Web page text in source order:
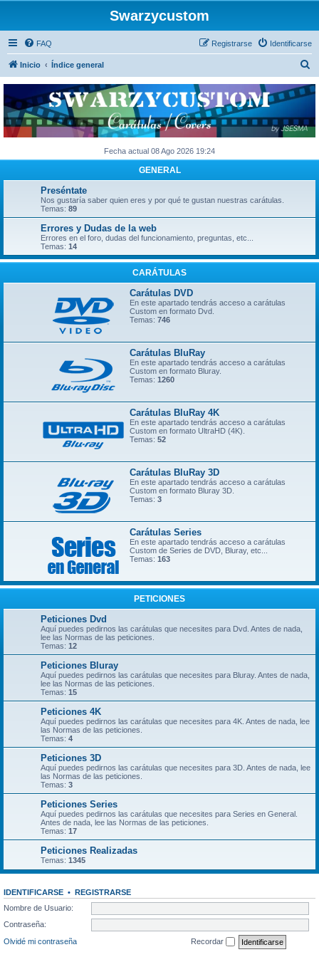
Swarzycustom
FAQ Identificarse
Registrarse
Inicio Índice general
c
Fecha actual 08 Ago 2026 19:24
GENERAL
Preséntate
Nos gustaría saber quien eres y por qué te gustan nuestras carátulas.
Temas: 89
Errores y Dudas de la web
Errores en el foro, dudas del funcionamiento, preguntas, etc...
Temas: 14
CARÁTULAS
Carátulas DVD
En este apartado tendrás acceso a carátulas
Custom en formato Dvd.
Temas: 746
Carátulas BluRay
En este apartado tendrás acceso a carátulas
Custom en formato Bluray.
Temas: 1260
Carátulas BluRay 4K
En este apartado tendrás acceso a carátulas
Custom en formato UltraHD (4K).
Temas: 52
Carátulas BluRay 3D
En este apartado tendrás acceso a carátulas
Custom en formato Bluray 3D.
Temas: 3
Carátulas Series
En este apartado tendrás acceso a carátulas
Custom de Series de DVD, Bluray, etc...
Temas: 163
PETICIONES
Peticiones Dvd
Aquí puedes pedirnos las carátulas que necesites para Dvd. Antes de nada,
lee las Normas de las peticiones.
Temas: 12
Peticiones Bluray
Aquí puedes pedirnos las carátulas que necesites para Bluray. Antes de nada,
lee las Normas de las peticiones.
Temas: 15
Peticiones 4K
Aquí puedes pedirnos las carátulas que necesites para 4K. Antes de nada, lee
las Normas de las peticiones.
Temas: 4
Peticiones 3D
Aquí puedes pedirnos las carátulas que necesites para 3D. Antes de nada, lee
las Normas de las peticiones.
Temas: 3
Peticiones Series
Aquí puedes pedirnos las carátulas que necesites para Series en General.
Antes de nada, lee las Normas de las peticiones.
Temas: 17
Peticiones Realizadas
Temas: 1345
IDENTIFICARSE • REGISTRARSE
Nombre de Usuario:
Contraseña:
Olvidé mi contraseña
Recordar